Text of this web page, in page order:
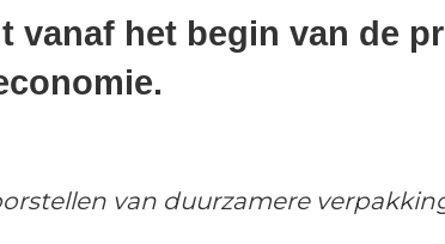
vanaf het begin van de
van duurzamere